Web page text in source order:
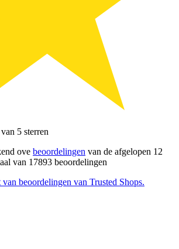
5 sterren
ove beoordelingen van de afgelopen 12
van 17893 beoordelingen
beoordelingen van Trusted Shops.